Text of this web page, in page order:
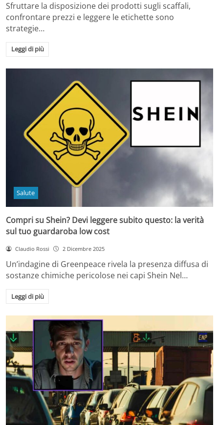
Sfruttare la disposizione dei prodotti sugli scaffali,
confrontare prezzi e leggere le etichette sono
strategie…
Leggi di più
Salute
Compri su Shein? Devi leggere subito questo: la verità
sul tuo guardaroba low cost
Claudio Rossi 2 Dicembre 2025
Un’indagine di Greenpeace rivela la presenza diffusa di
sostanze chimiche pericolose nei capi Shein Nel…
Leggi di più